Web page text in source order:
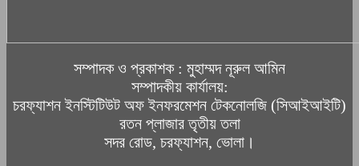
সম্পাদক ও প্রকাশক : মুহাম্মদ নূরুল আমিন
সম্পাদকীয় কার্যালয়:
চরফ্যাশন ইনস্টিটিউট অফ ইনফরমেশন টেকনোলজি (সিআইআইটি)
রতন প্লাজার তৃতীয় তলা
সদর রোড, চরফ্যাশন, ভোলা।